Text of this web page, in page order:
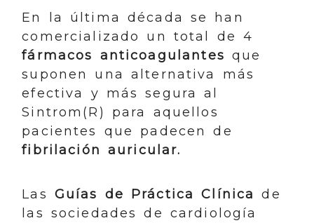
En la última década se han
comercializado un total de 4
fármacos anticoagulantes que
suponen una alternativa más
efectiva y más segura al
Sintrom(R) para aquellos
pacientes que padecen de
fibrilación auricular.
Las Guías de Práctica Clínica de
las sociedades de cardiología